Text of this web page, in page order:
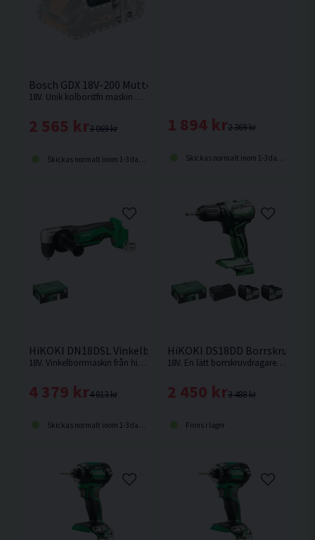
Bosch GDX 18V-200 Mutter-/Slagskruvdragare 18V
18V. Unik kolborstfri maskin med 2-i-1 verktygshållare för högsta flexibilitet från Bosch. Levereras utan batteri och laddare.
3 069 kr
2 565 kr
Skickas normalt inom 1-3 dagar
2 369 kr
1 894 kr
Skickas normalt inom 1-3 dagar
HiKOKI DN18DSL Vinkelborrmaskin 18V
18V. Vinkelborrmaskin från hikoki med låg bygghöjd, idealisk för arbeten i trånga utrymmen. Levereras utan batteri och laddare.
4 813 kr
4 379 kr
Skickas normalt inom 1-3 dagar
HiKOKI DS18DD
18V. En lätt borrskruvdragare med enastående balans och manövrerbarhet från Hikoki.
3 488 kr
2 450 kr
Finns i lager